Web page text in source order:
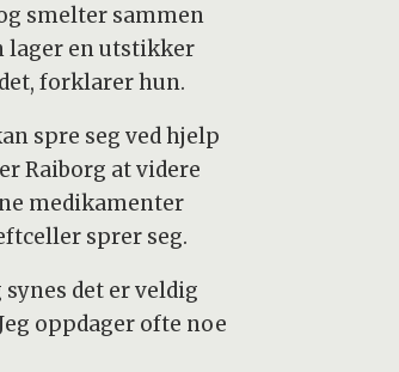
smelter sammen
lager en utstikker
forklarer hun.
spre seg ved hjelp
Raiborg at videre
medikamenter
sprer seg.
det er veldig
oppdager ofte noe